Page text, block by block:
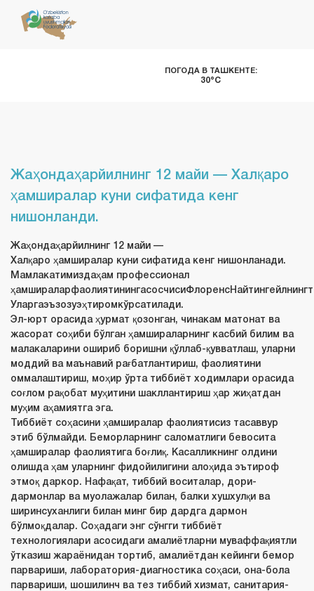
ПОГОДА В ТАШКЕНТЕ:
30°C
Жаҳондаҳарйилнинг 12 майи — Халқаро
ҳамширалар куни сифатида кенг
нишонланди.
Жаҳондаҳарйилнинг 12 майи —
Халқаро ҳамширалар куни сифатида кенг нишонланади.
Мамлакатимиздаҳам профессионал
Уларгаэъзозуэҳтиромкўрсатилади.
Эл-юрт орасида ҳурмат қозонган, чинакам матонат ва
жасорат соҳиби бўлган ҳамшираларнинг касбий билим ва
малакаларини ошириб боришни қўллаб-қувватлаш, уларни
моддий ва маънавий рағбатлантириш, фаолиятини
оммалаштириш, моҳир ўрта тиббиёт ходимлари орасида
соғлом рақобат муҳитини шакллантириш ҳар жиҳатдан
муҳим аҳамиятга эга.
Тиббиёт соҳасини ҳамширалар фаолиятисиз тасаввур
этиб бўлмайди. Беморларнинг саломатлиги бевосита
ҳамширалар фаолиятига боғлиқ. Касалликнинг олдини
олишда ҳам уларнинг фидойилигини алоҳида эътироф
этмоқ даркор. Нафақат, тиббий воситалар, дори-
дармонлар ва муолажалар билан, балки хушхулқи ва
ширинсуханлиги билан минг бир дардга дармон
бўлмоқдалар. Соҳадаги энг сўнгги тиббиёт
технологиялари асосидаги амалиётларни муваффақиятли
ўтказиш жараёнидан тортиб, амалиётдан кейинги бемор
парвариши, лаборатория-диагностика соҳаси, она-бола
парвариши, шошилинч ва тез тиббий хизмат, санитария-